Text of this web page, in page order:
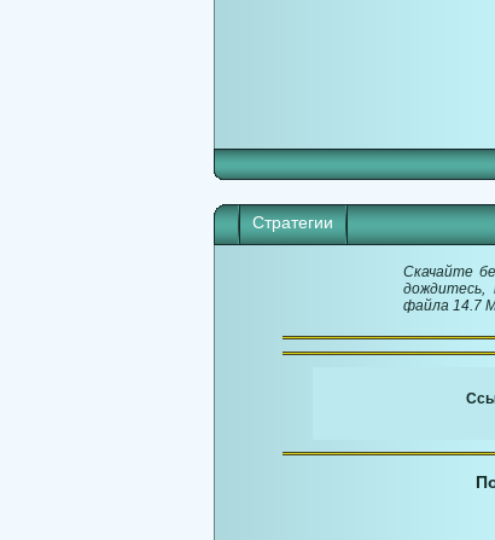
Стратегии
Скачайте
дождитесь,
файла 14.7